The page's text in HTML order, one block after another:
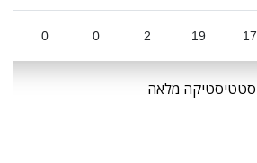
17
19
2
0
0
סטטיסטיקה מלאה